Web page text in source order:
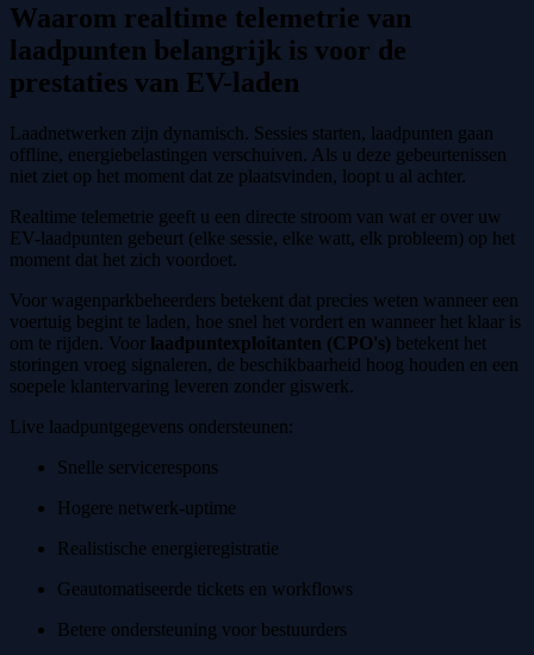
Waarom realtime telemetrie van
laadpunten belangrijk is voor de
prestaties van EV-laden
Laadnetwerken zijn dynamisch. Sessies starten, laadpunten gaan
offline, energiebelastingen verschuiven. Als u deze gebeurtenissen
niet ziet op het moment dat ze plaatsvinden, loopt u al achter.
Realtime telemetrie geeft u een directe stroom van wat er over uw
EV-laadpunten gebeurt (elke sessie, elke watt, elk probleem) op het
moment dat het zich voordoet.
Voor wagenparkbeheerders betekent dat precies weten wanneer een
voertuig begint te laden, hoe snel het vordert en wanneer het klaar is
om te rijden. Voor laadpuntexploitanten (CPO's) betekent het
storingen vroeg signaleren, de beschikbaarheid hoog houden en een
soepele klantervaring leveren zonder giswerk.
Live laadpuntgegevens ondersteunen:
Snelle servicerespons
Hogere netwerk-uptime
Realistische energieregistratie
Geautomatiseerde tickets en workflows
Betere ondersteuning voor bestuurders